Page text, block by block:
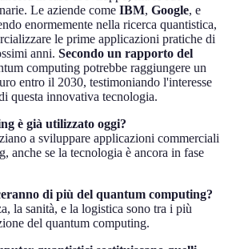
Le aziende come IBM, Google, e
enormemente nella ricerca quantistica,
le prime applicazioni pratiche di
anni. Secondo un rapporto del
computing potrebbe raggiungere un
entro il 2030, testimoniando l'interesse
questa innovativa tecnologia.
è già utilizzato oggi?
a sviluppare applicazioni commerciali
anche se la tecnologia è ancora in fase
di più del quantum computing?
la sanità, e la logistica sono tra i più
del quantum computing.